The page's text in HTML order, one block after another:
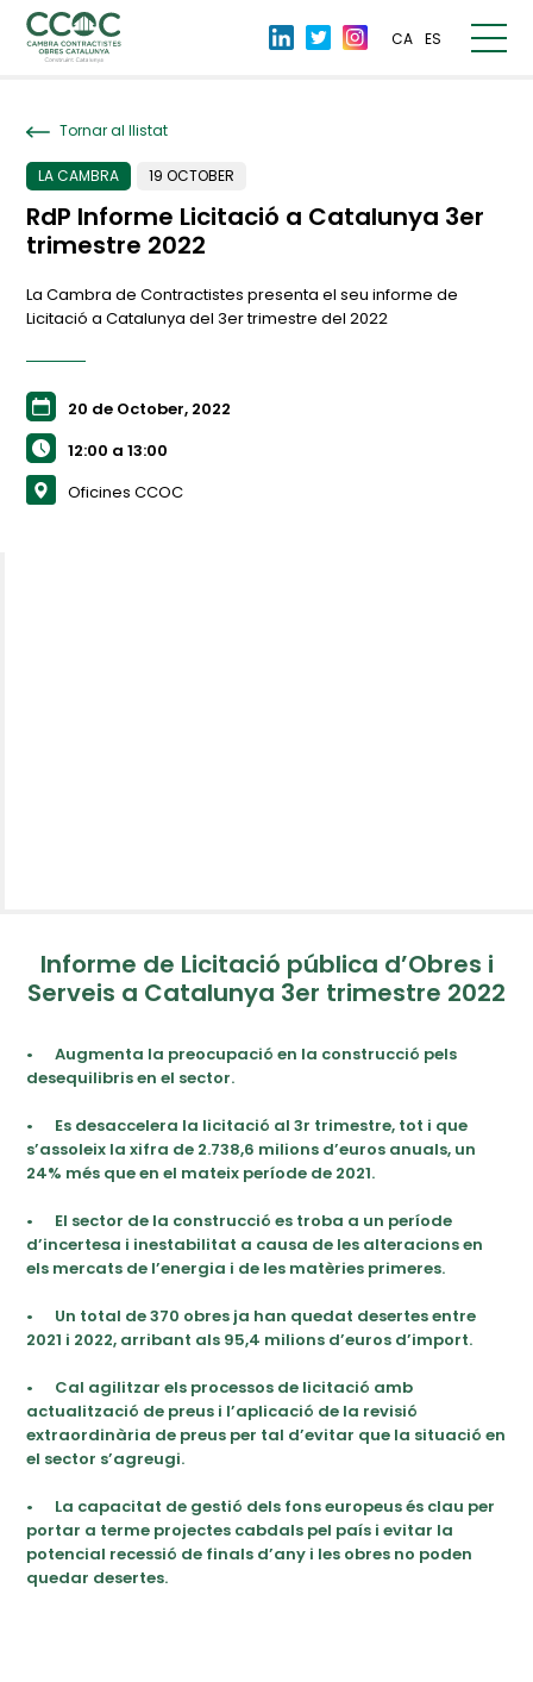
CA ES
Tornar al llistat
LA CAMBRA 19 OCTOBER
RdP Informe Licitació a Catalunya 3er
trimestre 2022
La Cambra de Contractistes presenta el seu informe de
Licitació a Catalunya del 3er trimestre del 2022
20 de October, 2022
12:00 a 13:00
Oficines CCOC
Informe de Licitació pública d’Obres i
Serveis a Catalunya 3er trimestre 2022
•
Augmenta la preocupació en la construcció pels
desequilibris en el sector.
•
Es desaccelera la licitació al 3r trimestre, tot i que
s’assoleix la xifra de 2.738,6 milions d’euros anuals, un
24% més que en el mateix període de 2021.
•
El sector de la construcció es troba a un període
d’incertesa i inestabilitat a causa de les alteracions en
els mercats de l’energia i de les matèries primeres.
•
Un total de 370 obres ja han quedat desertes entre
2021 i 2022, arribant als 95,4 milions d’euros d’import.
•
Cal agilitzar els processos de licitació amb
actualització de preus i l’aplicació de la revisió
extraordinària de preus per tal d’evitar que la situació en
el sector s’agreugi.
•
La capacitat de gestió dels fons europeus és clau per
portar a terme projectes cabdals pel país i evitar la
potencial recessió de finals d’any i les obres no poden
quedar desertes.